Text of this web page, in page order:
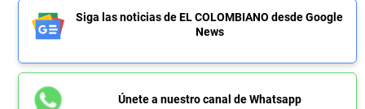
Siga las noticias de EL COLOMBIANO desde Google
News
Únete a nuestro canal de Whatsapp